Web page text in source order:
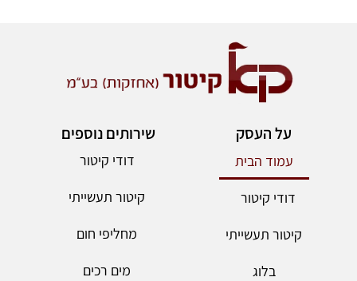
שירותים נוספים
דודי קיטור
קיטור תעשייתי
מחליפי חום
מים רכים
על העסק
עמוד הבית
דודי קיטור
קיטור תעשייתי
בלוג